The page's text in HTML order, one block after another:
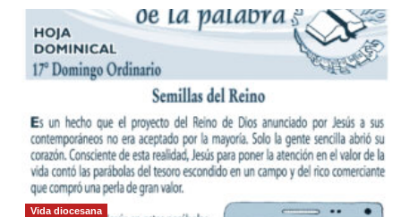
Vida diocesana